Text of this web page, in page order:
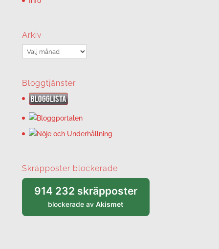
Arkiv
Arkiv
Bloggtjänster
Skräpposter blockerade
914 232 skräpposter
blockerade avAkismet